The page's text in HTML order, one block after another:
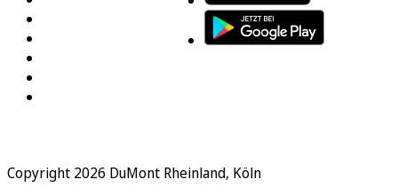
Copyright 2026 DuMont Rheinland, Köln